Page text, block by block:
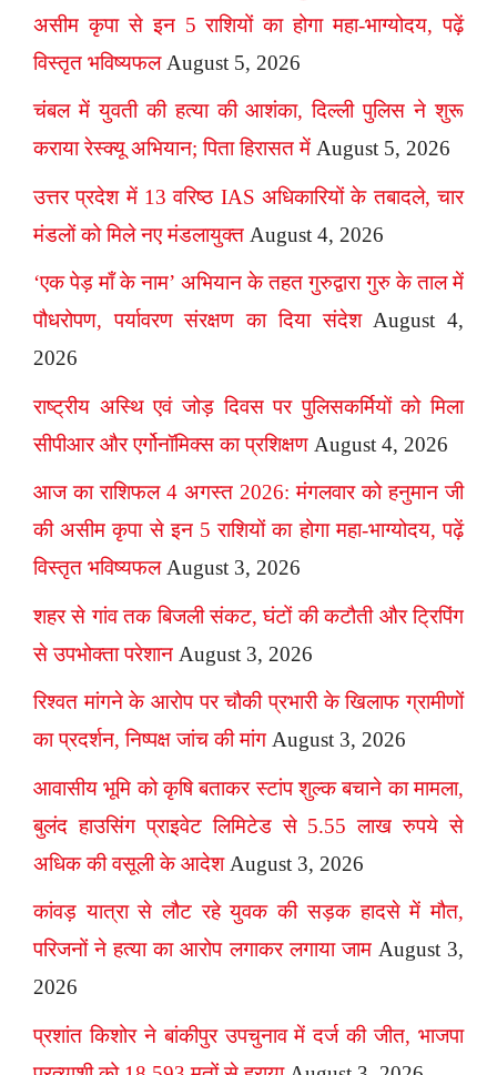
असीम कृपा से इन 5 राशियों का होगा महा-भाग्योदय, पढ़ें
विस्तृत भविष्यफल August 5, 2026
चंबल में युवती की हत्या की आशंका, दिल्ली पुलिस ने शुरू
कराया रेस्क्यू अभियान; पिता हिरासत में August 5, 2026
उत्तर प्रदेश में 13 वरिष्ठ IAS अधिकारियों के तबादले, चार
मंडलों को मिले नए मंडलायुक्त August 4, 2026
‘एक पेड़ माँ के नाम’ अभियान के तहत गुरुद्वारा गुरु के ताल में
पौधरोपण, पर्यावरण संरक्षण का दिया संदेश August 4,
2026
राष्ट्रीय अस्थि एवं जोड़ दिवस पर पुलिसकर्मियों को मिला
सीपीआर और एर्गोनॉमिक्स का प्रशिक्षण August 4, 2026
आज का राशिफल 4 अगस्त 2026: मंगलवार को हनुमान जी
की असीम कृपा से इन 5 राशियों का होगा महा-भाग्योदय, पढ़ें
विस्तृत भविष्यफल August 3, 2026
शहर से गांव तक बिजली संकट, घंटों की कटौती और ट्रिपिंग
से उपभोक्ता परेशान August 3, 2026
रिश्वत मांगने के आरोप पर चौकी प्रभारी के खिलाफ ग्रामीणों
का प्रदर्शन, निष्पक्ष जांच की मांग August 3, 2026
आवासीय भूमि को कृषि बताकर स्टांप शुल्क बचाने का मामला,
बुलंद हाउसिंग प्राइवेट लिमिटेड से 5.55 लाख रुपये से
अधिक की वसूली के आदेश August 3, 2026
कांवड़ यात्रा से लौट रहे युवक की सड़क हादसे में मौत,
परिजनों ने हत्या का आरोप लगाकर लगाया जाम August 3,
2026
प्रशांत किशोर ने बांकीपुर उपचुनाव में दर्ज की जीत, भाजपा